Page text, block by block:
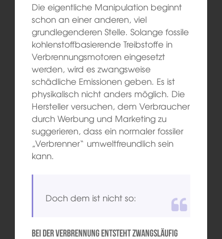
Die eigentliche Manipulation beginnt
schon an einer anderen, viel
grundlegenderen Stelle. Solange fossile
kohlenstoffbasierende Treibstoffe in
Verbrennungsmotoren eingesetzt
werden, wird es zwangsweise
schädliche Emissionen geben. Es ist
physikalisch nicht anders möglich. Die
Hersteller versuchen, dem Verbraucher
durch Werbung und Marketing zu
suggerieren, dass ein normaler fossiler
„Verbrenner“ umweltfreundlich sein
kann.
Doch dem ist nicht so:
Bei der Verbrennung entsteht zwangsläufig